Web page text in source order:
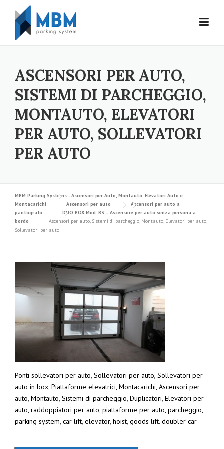
Skip to content
ASCENSORI PER AUTO,
SISTEMI DI PARCHEGGIO,
MONTAUTO, ELEVATORI
PER AUTO, SOLLEVATORI
PER AUTO
MBM Parking Systems - Ascensori per Auto, Montauto, Elevatori Auto e
Montacarichi
Ascensori per auto
Ascensori per auto a
pantografo
DUO BOX Mod. B3 – Ascensore per auto senza persona a
bordo
Ascensori per auto, Sistemi di parcheggio, Montauto, Elevatori per auto,
Sollevatori per auto
Ponti sollevatori per auto, Sollevatori per auto, Sollevatori per
auto in box, Piattaforme elevatrici, Montacarichi, Ascensori per
auto, Montauto, Sistemi di parcheggio, Duplicatori, Elevatori per
auto, raddoppiatori per auto, piattaforme per auto, parcheggio,
parking system, car lift, elevator, hoist, goods lift. doubler car